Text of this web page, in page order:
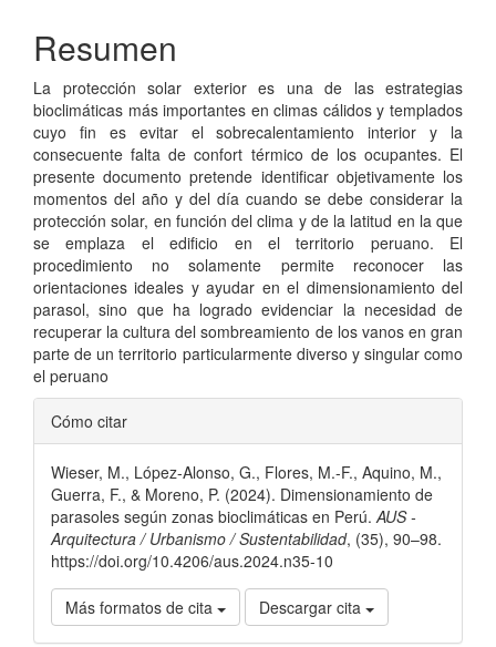
Resumen
La protección solar exterior es una de las estrategias
bioclimáticas más importantes en climas cálidos y templados
cuyo fin es evitar el sobrecalentamiento interior y la
consecuente falta de confort térmico de los ocupantes. El
presente documento pretende identificar objetivamente los
momentos del año y del día cuando se debe considerar la
protección solar, en función del clima y de la latitud en la que
se emplaza el edificio en el territorio peruano. El
procedimiento no solamente permite reconocer las
orientaciones ideales y ayudar en el dimensionamiento del
parasol, sino que ha logrado evidenciar la necesidad de
recuperar la cultura del sombreamiento de los vanos en gran
parte de un territorio particularmente diverso y singular como
el peruano
Detalles
del
artículo
Cómo citar
Wieser, M., López-Alonso, G., Flores, M.-F., Aquino, M.,
Guerra, F., & Moreno, P. (2024). Dimensionamiento de
parasoles según zonas bioclimáticas en Perú.AUS -
Arquitectura / Urbanismo / Sustentabilidad, (35), 90–98.
https://doi.org/10.4206/aus.2024.n35-10
Más formatos de cita Descargar cita